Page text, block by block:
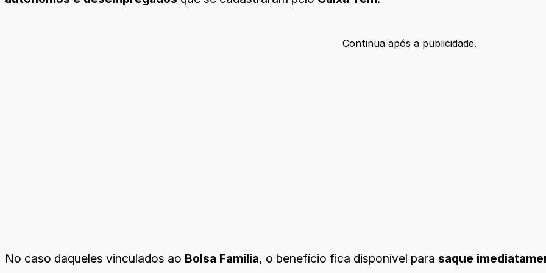
Continua após a publicidade.
No caso daqueles vinculados ao Bolsa Família, o benefício fica disponível para saque